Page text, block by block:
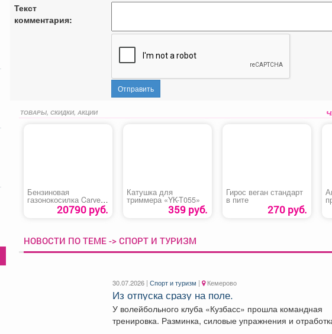
Текст
комментария:
Отправить
ТОВАРЫ, СКИДКИ, АКЦИИ
Бензиновая
газонокосилка Carver
LMG-2646DM20790 руб.
Катушка для
триммера «YK-T055»
359 руб.
Гирос веган стандарт
в пите
270 руб.
НОВОСТИ ПО ТЕМЕ -> СПОРТ И ТУРИЗМ
30.07.2026 |Спорт и туризм | Кемерово
Из отпуска сразу на поле.
У волейбольного клуба «Кузбасс» прошла командная
тренировка. Разминка, силовые упражнения и